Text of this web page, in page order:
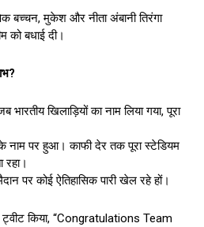
बच्चन, मुकेश और नीता अंबानी तिरंगा
को बधाई दी।
?
खिलाड़ियों का नाम लिया गया, पूरा
नाम पर हुआ। काफी देर तक पूरा स्टेडियम
रहा।
पर कोई ऐतिहासिक पारी खेल रहे हों।
ट्वीट किया, “Congratulations Team